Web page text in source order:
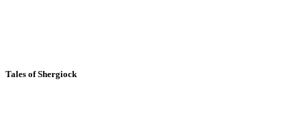
Tales of Shergiock